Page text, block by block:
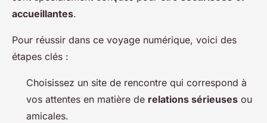
accueillantes.
Pour réussir dans ce voyage numérique, voici des
étapes clés :
Choisissez un site de rencontre qui correspond à
vos attentes en matière de relations sérieuses ou
amicales.